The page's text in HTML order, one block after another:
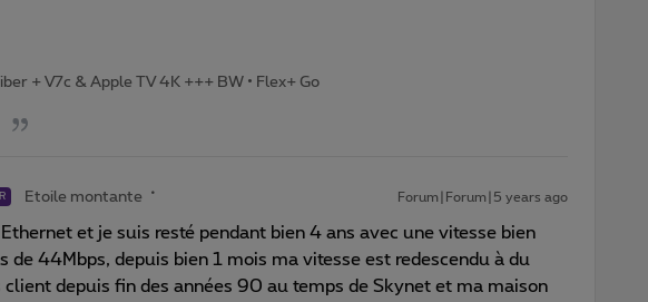
+ V7c & Apple TV 4K +++ BW • Flex+ Go
Etoile montante Forum|Forum|5 years ago
et je suis resté pendant bien 4 ans avec une vitesse bien
de 44Mbps, depuis bien 1 mois ma vitesse est redescendu à du
client depuis fin des années 90 au temps de Skynet et ma maison